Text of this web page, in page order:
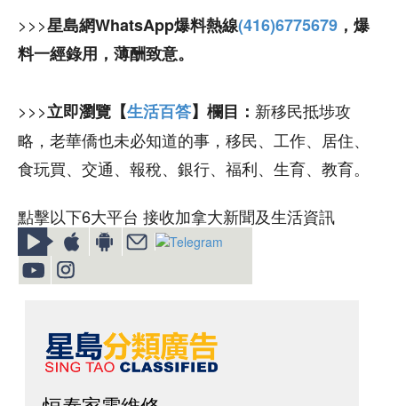
>>>星島網WhatsApp爆料熱線(416)6775679 ，爆
料一經錄用，薄酬致意。
>>>立即瀏覽【生活百答】欄目： 新移民抵埗攻
略，老華僑也未必知道的事，移民、工作、居住、
食玩買、交通、報稅、銀行、福利、生育、教育。
點擊以下6大平台 接收加拿大新聞及生活資訊